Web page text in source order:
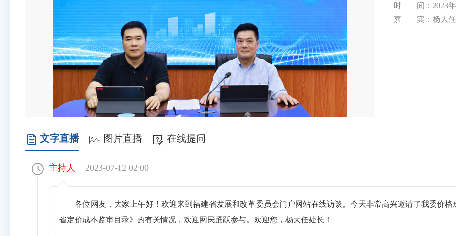
时 间：2023年
嘉 宾：杨大任
文字直播 图片直播 在线提问
主持人 2023-07-12 02:00
各位网友，大家上午好！欢迎来到福建省发展和改革委员会门户网站在线访谈。今天非常高兴邀请了我委价
省定价成本监审目录》的有关情况，欢迎网民踊跃参与。欢迎您，杨大任处长！